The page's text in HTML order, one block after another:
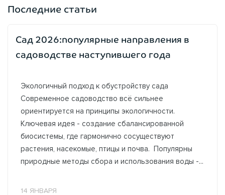
Последние статьи
Сад 2026:популярные направления в
садоводстве наступившего года
Экологичный подход к обустройству сада
Современное садоводство всё сильнее
ориентируется на принципы экологичности.
Ключевая идея - создание сбалансированной
биосистемы, где гармонично сосуществуют
растения, насекомые, птицы и почва. Популярны
природные методы сбора и использования воды -...
14 ЯНВАРЯ